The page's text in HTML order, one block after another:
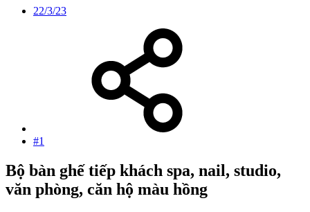
22/3/23
#1
Bộ bàn ghế tiếp khách spa, nail, studio,
văn phòng, căn hộ màu hồng